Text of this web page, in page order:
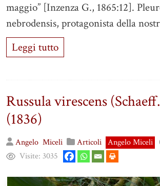
maggio” [Inzenza G., 1865:12].
nebrodensis, protagonista della
Leggi tutto
Russula virescens
(1836)
Angelo Miceli Articoli Angelo Miceli
Visite: 3035